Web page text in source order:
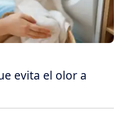
evita el olor a